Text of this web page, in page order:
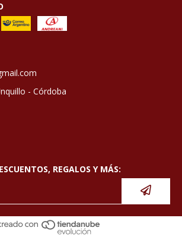
- Córdoba
REGALOS Y MÁS: